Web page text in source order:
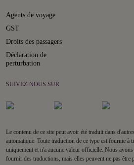
Agents de voyage
GST
Droits des passagers
Déclaration de
perturbation
SUIVEZ-NOUS SUR
Le contenu de ce site peut avoir été traduit dans
automatique. Toute traduction de ce type est fournie à
uniquement et n'a aucune valeur officielle. Nous
fournir des traductions, mais elles peuvent ne pas être